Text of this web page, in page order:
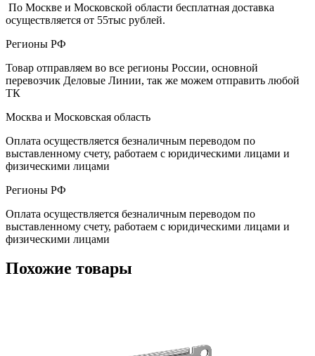
По Москве и Московской области бесплатная доставка
осуществляется от 55тыс рублей.
Регионы РФ
Товар отправляем во все регионы России, основной
перевозчик Деловые Линии, так же можем отправить любой
ТК
Москва и Московская область
Оплата осуществляется безналичным переводом по
выставленному счету, работаем с юридическими лицами и
физическими лицами
Регионы РФ
Оплата осуществляется безналичным переводом по
выставленному счету, работаем с юридическими лицами и
физическими лицами
Похожие товары